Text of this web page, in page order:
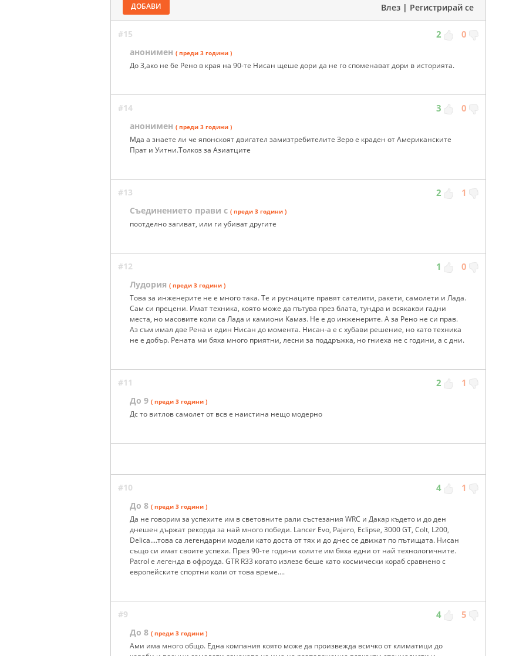
ДОБАВИ Влез | Регистрирай се
#15 2 0
анонимен ( преди 3 години )
До 3,ако не бе Рено в края на 90-те Нисан щеше дори да не го споменават дори в историята.
#14 3 0
анонимен ( преди 3 години )
Мда а знаете ли че японскоят двигател замизтребителите Зеро е краден от Американските
Прат и Уитни.Толкоз за Азиатците
#13 2 1
Съединението прави с ( преди 3 години )
поотделно загиват, или ги убиват другите
#12 1 0
Лудория ( преди 3 години )
Това за инженерите не е много така. Те и руснаците правят сателити, ракети, самолети и Лада.
Сам си прецени. Имат техника, която може да пътува през блата, тундра и всякакви гадни
места, но масовите коли са Лада и камиони Камаз. Не е до инженерите. А за Рено не си прав.
Аз съм имал две Рена и един Нисан до момента. Нисан-а е с хубави решение, но като техника
не е добър. Рената ми бяха много приятни, лесни за поддръжка, но гниеха не с години, а с дни.
#11 2 1
До 9 ( преди 3 години )
Дс то витлов самолет от всв е наистина нещо модерно
#10 4 1
До 8 ( преди 3 години )
Да не говорим за успехите им в световните рали състезания WRC и Дакар където и до ден
днешен държат рекорда за най много победи. Lancer Evo, Pajero, Eclipse, 3000 GT, Colt, L200,
Delica....това са легендарни модели като доста от тях и до днес се движат по пътищата. Нисан
също си имат своите успехи. През 90-те години колите им бяха едни от най технологичните.
Patrol e легенда в офроуда. GTR R33 когато излезе беше като космически кораб сравнено с
европейските спортни коли от това време....
#9 4 5
До 8 ( преди 3 години )
Ами има много общо. Една компания която може да произвежда всичко от климатици до